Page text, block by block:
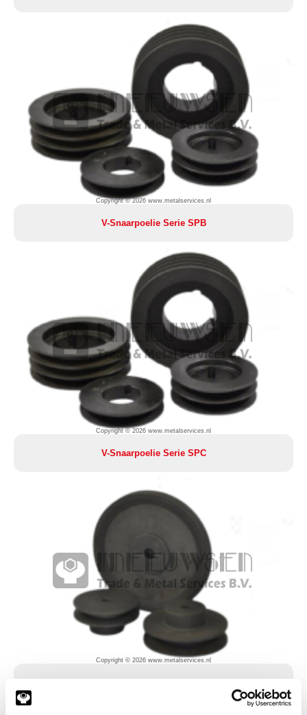
Copyright © 2026 www.metalservices.nl
V-Snaarpoelie Serie SPB
Copyright © 2026 www.metalservices.nl
V-Snaarpoelie Serie SPC
Copyright © 2026 www.metalservices.nl